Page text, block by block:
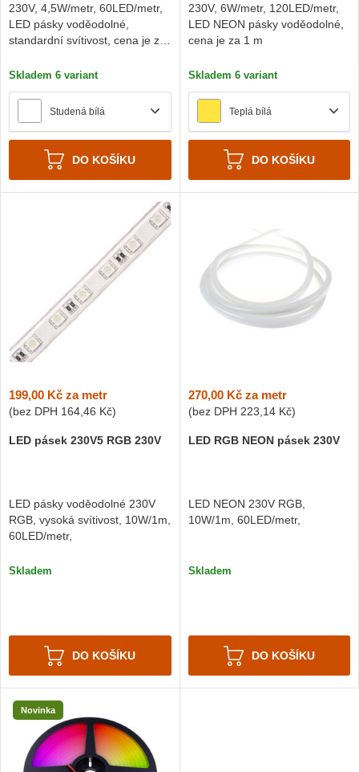
230V, 4,5W/metr, 60LED/metr,
LED pásky voděodolné,
standardní svítivost, cena je za
Skladem 6 variant
Studená bílá
DO KOŠÍKU
230V, 6W/metr, 120LED/metr,
LED NEON pásky voděodolné,
cena je za 1 m
Skladem 6 variant
Teplá bílá
DO KOŠÍKU
199,00 Kč za metr
(bez DPH 164,46 Kč)
LED pásek 230V5 RGB 230V
LED pásky voděodolné 230V
RGB, vysoká svítivost, 10W/1m,
60LED/metr,
Skladem
DO KOŠÍKU
270,00 Kčza metr
(bez DPH 223,14 Kč)
LED RGB NEON pásek 230V
LED NEON 230V RGB,
10W/1m, 60LED/metr,
Skladem
DO KOŠÍKU
Novinka